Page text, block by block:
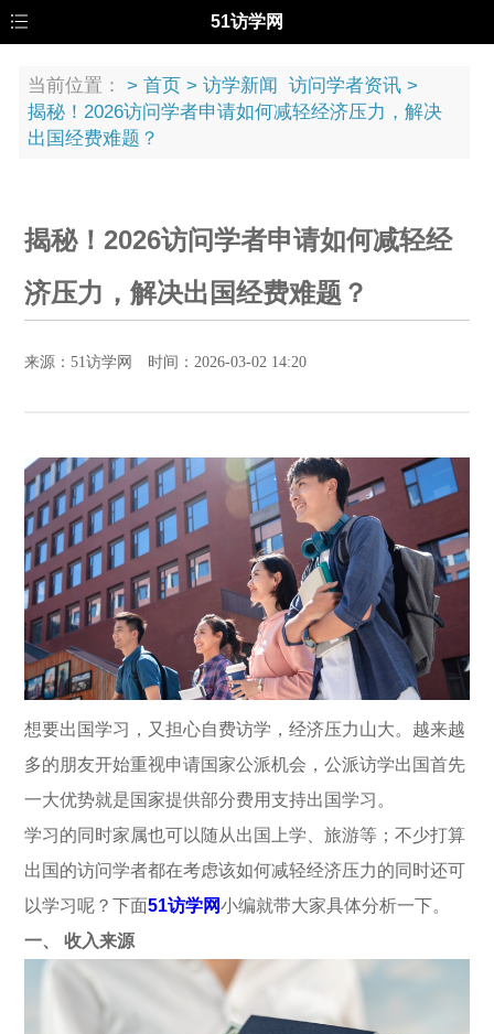
51访学网
当前位置： > 首页 > 访学新闻 访问学者资讯 >
揭秘！2026访问学者申请如何减轻经济压力，解决
出国经费难题？
揭秘！2026访问学者申请如何减轻经
济压力，解决出国经费难题？
来源：51访学网 时间：2026-03-02 14:20
想要出国学习，又担心自费访学，经济压力山大。越来越
多的朋友开始重视申请国家公派机会，公派访学出国首先
一大优势就是国家提供部分费用支持出国学习。
学习的同时家属也可以随从出国上学、旅游等；不少打算
出国的访问学者都在考虑该如何减轻经济压力的同时还可
以学习呢？下面51访学网小编就带大家具体分析一下。
一、 收入来源